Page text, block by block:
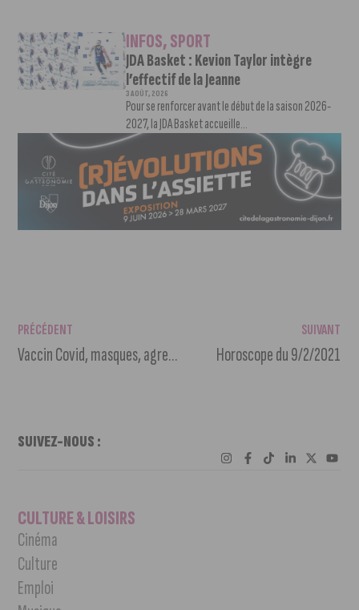
INFOS,SPORT
JDA Basket : Kevion Taylor intègre
l’effectif de la Jeanne
3 AOÛT, 2026
Pour se renforcer avant le début de la saison 2026-
2027, la JDA Basket accueille...
PRÉCÉDENT
Vaccin Covid, masques, agression de pompiers, sport : l’actu au p’tit dej’ de ce lundi 8 février 2021
SUIVANT
Horoscope du 9/2/2021
SUIVEZ-NOUS :
CULTURE & LOISIRS
Cinéma
Culture
Emploi